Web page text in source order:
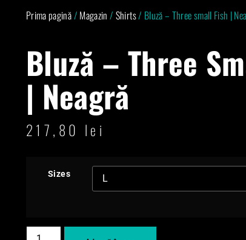
Prima pagină/ Magazin / Shirts/ Bluză – Three small Fish |
Bluză – Three
| Neagră
217,80 lei
Sizes